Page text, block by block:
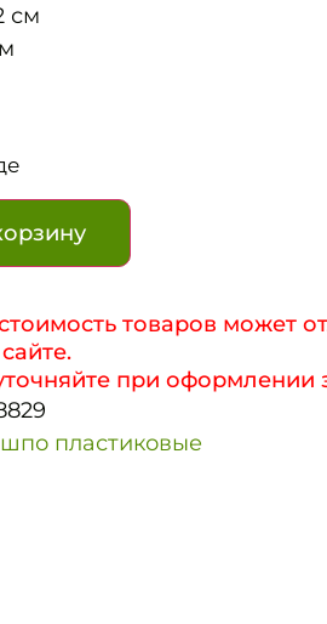
см
товаров может
при оформлении
пластиковые